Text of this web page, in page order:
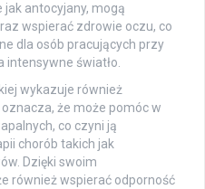
antocyjany, mogą
wspierać zdrowie oczu, co
dla osób pracujących przy
światło.
wykazuje również
oznacza, że może pomóc w
co czyni ją
chorób takich jak
Dzięki swoim
również wspierać odporność